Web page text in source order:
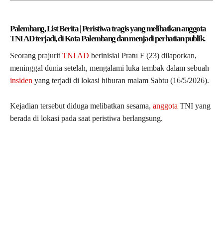
Palembang, List Berita | Peristiwa tragis yang melibatkan anggota
TNI AD terjadi, di Kota Palembang dan menjadi perhatian publik.
Seorang prajurit TNI AD berinisial Pratu F (23) dilaporkan,
meninggal dunia setelah, mengalami luka tembak dalam sebuah
insiden yang terjadi di lokasi hiburan malam Sabtu (16/5/2026).
Kejadian tersebut diduga melibatkan sesama, anggota TNI yang
berada di lokasi pada saat peristiwa berlangsung.